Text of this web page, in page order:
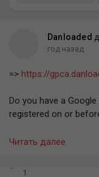
Danloaded
год назад
=> https://
Do you have a
registered on or
We will buy it from
Читать далее
1